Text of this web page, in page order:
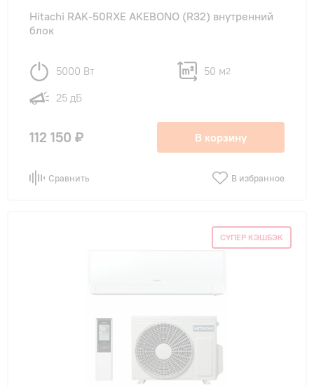
Hitachi RAK-50RXE AKEBONO (R32) внутренний
блок
5000 Вт 50 м2
25 дБ
112 150 ₽ В корзину
Сравнить В избранное
СУПЕР КЭШБЭК